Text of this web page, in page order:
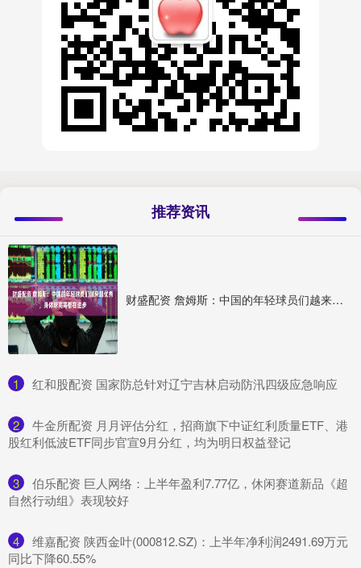
推荐资讯
财盛配资 詹姆斯：中国的年轻球员们越来越优秀，身体球商等都在进步
1 ​红和股配资 国家防总针对辽宁吉林启动防汛四级应急响应
2
​牛金所配资 月月评估分红，招商旗下中证红利质量ETF、港
股红利低波ETF同步官宣9月分红，均为明日权益登记
3
​伯乐配资 巨人网络：上半年盈利7.77亿，休闲赛道新品《超
自然行动组》表现较好
4
​维嘉配资 陕西金叶(000812.SZ)：上半年净利润2491.69万元
同比下降60.55%